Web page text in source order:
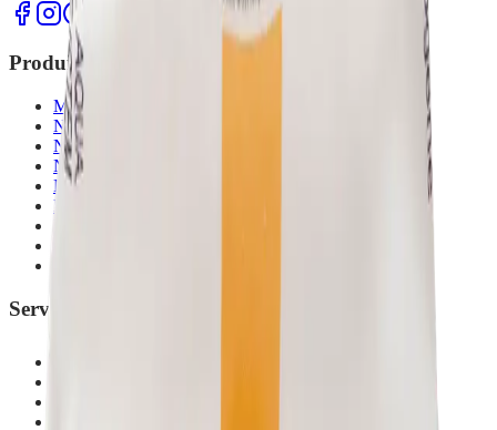
Produits
Microfibres de ménage
Nettoyage de la maison
Nettoyage et entretien du sol
Nettoyage et entretien vaisselle
Nettoyage du linge
Linge de bain
Services